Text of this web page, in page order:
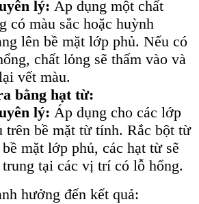
lý: Áp dụng một chất
có màu sắc hoặc huỳnh
lên bề mặt lớp phủ. Nếu có
chất lỏng sẽ thấm vào và
vết màu.
bằng hạt từ:
lý: Áp dụng cho các lớp
trên bề mặt từ tính. Rắc bột từ
mặt lớp phủ, các hạt từ sẽ
trung tại các vị trí có lỗ hổng.
hưởng đến kết quả: